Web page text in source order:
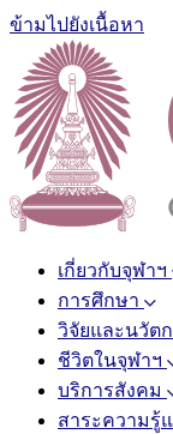
ข้ามไปยังเนื้อหา
เกี่ยวกับจุฬาฯ
การศึกษา
วิจัยและนวัต
ชีวิตในจุฬาฯ
บริการสังคม
สาระความรู้